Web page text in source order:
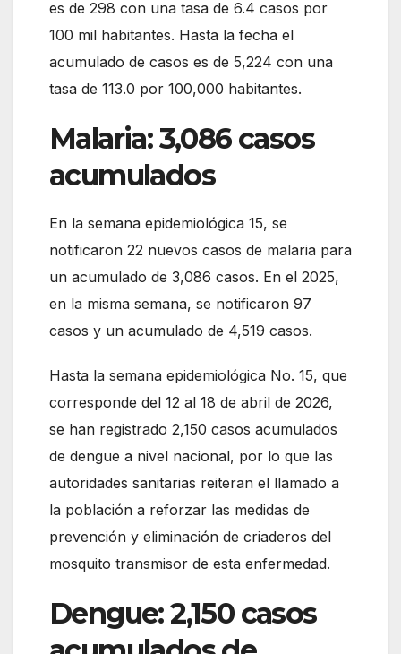
es de 298 con una tasa de 6.4 casos por
100 mil habitantes. Hasta la fecha el
acumulado de casos es de 5,224 con una
tasa de 113.0 por 100,000 habitantes.
Malaria:3,086 casos
acumulados
En la semana epidemiológica 15, se
notificaron 22 nuevos casos de malaria para
un acumulado de 3,086 casos. En el 2025,
en la misma semana, se notificaron 97
casos y un acumulado de 4,519 casos.
Hasta la semana epidemiológica No. 15, que
corresponde del 12 al 18 de abril de 2026,
se han registrado 2,150 casos acumulados
de dengue a nivel nacional, por lo que las
autoridades sanitarias reiteran el llamado a
la población a reforzar las medidas de
prevención y eliminación de criaderos del
mosquito transmisor de esta enfermedad.
Dengue:2,150 casos